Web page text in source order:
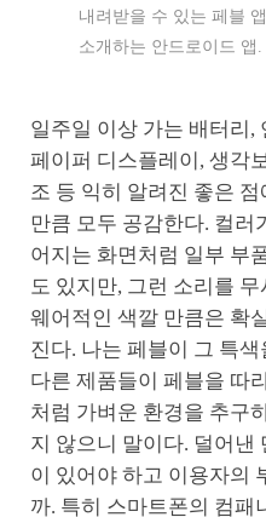
내려받을 수 있는 페블
소개하는 안드로이드 앱.
일주일 이상 가는 배터리,
페이퍼 디스플레이, 생각
조 등 익히 알려진 좋은
만큼 모두 공감한다. 컬러
어지는 화면처럼 일부 부
도 있지만, 그런 소리를
웨어적인 색깔 만큼은 확
진다. 나는 페블이 그 특
다른 제품들이 페블을 따
처럼 가벼운 환경을 추구
지 않으니 말이다. 덜어낸
이 있어야 하고 이용자의
까. 특히 스마트폰의 컴패